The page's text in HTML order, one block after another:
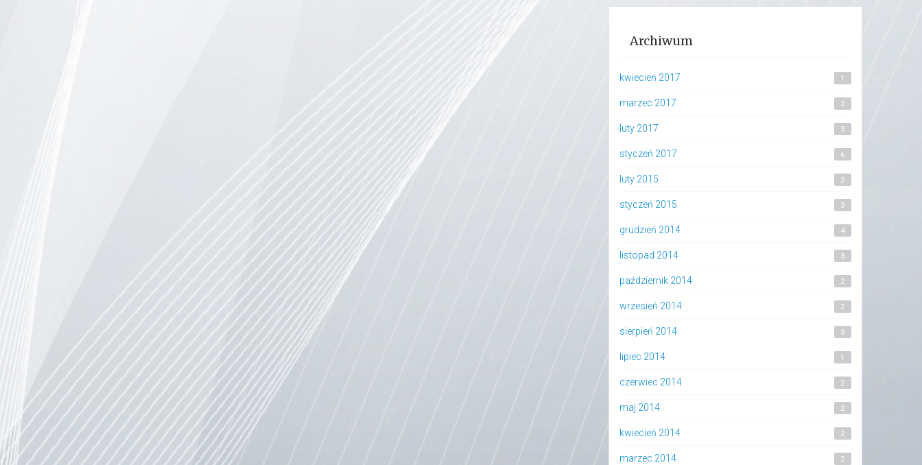
Archiwum
kwiecień 2017 1
marzec 2017 2
luty 2017 3
styczeń 2017 6
luty 2015 2
styczeń 2015 3
grudzień 2014 4
listopad 2014 3
październik 2014 2
wrzesień 2014 2
sierpień 2014 3
lipiec 2014 1
czerwiec 2014 2
maj 2014 2
kwiecień 2014 2
marzec 2014 2